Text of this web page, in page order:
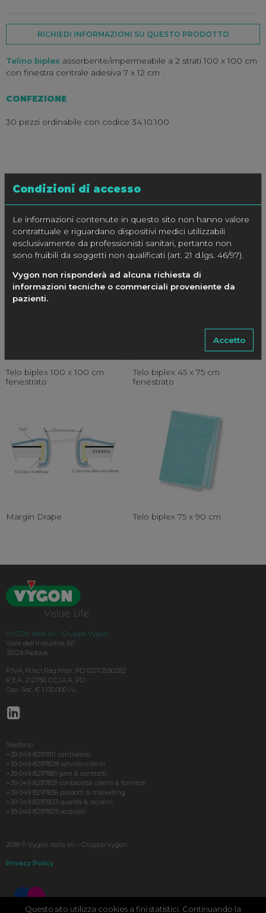
Condizioni di accesso
Le informazioni contenute in questo sito non hanno valore
contrattuale e riguardano dispositivi medici utilizzabili
esclusivamente da professionisti sanitari, pertanto non
sono fruibili da soggetti non qualificati (art. 21 d.lgs. 46/97).
Vygon non risponderà ad alcuna richiesta di
informazioni tecniche o commerciali proveniente da
pazienti.
Accetto
RICHIEDI INFORMAZIONI SU QUESTO PRODOTTO
Telino biplex assorbente/impermeabile a 2 strati 100 x 100 cm
con finestra centrale adesiva 7 x 12 cm .
CONFEZIONE
30 pezzi ordinabile con codice 34.10.100
PRODOTTI CORRELATI
Telo biplex 100 x 100 cm
fenestrato
Telo biplex 45 x 75 cm
fenestrato
Margin Drape Telo biplex 75 x 90 cm
VYGON Italia srl – Gruppo Vygon
Viale dell’Industria, 60
35129 Padova
P.IVA, N.Iscr.Reg.Impr. PD 02173550282
R.E.A. 212756 C.C.I.A.A. PD
Cap. Soc. € 1.130.000 i.v.,
Telefono
+39 049 8297811 centralino
+39 049 8297828 servizio clienti
+39 049 8297881 gare & contratti
+39 049 8297831 contabilità clienti & fornitori
+39 049 8297836 prodotti & marketing
+39 049 8297833 qualità & reclami
+39 049 8297825 acquisti
2018 © Vygon Italia srl – Gruppo Vygon
Privacy Policy
Questo sito utilizza cookies a fini statistici. Continuando la